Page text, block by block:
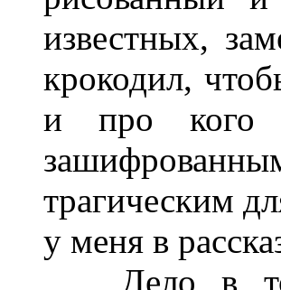
известных,
крокодил,
и про кого
трагическим
у меня в
Дело в